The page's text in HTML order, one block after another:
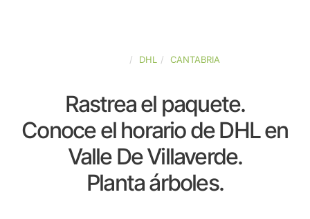
DHL CANTABRIA
Rastrea el paquete.
Conoce el horario de DHL en
Valle De Villaverde.
Planta árboles.